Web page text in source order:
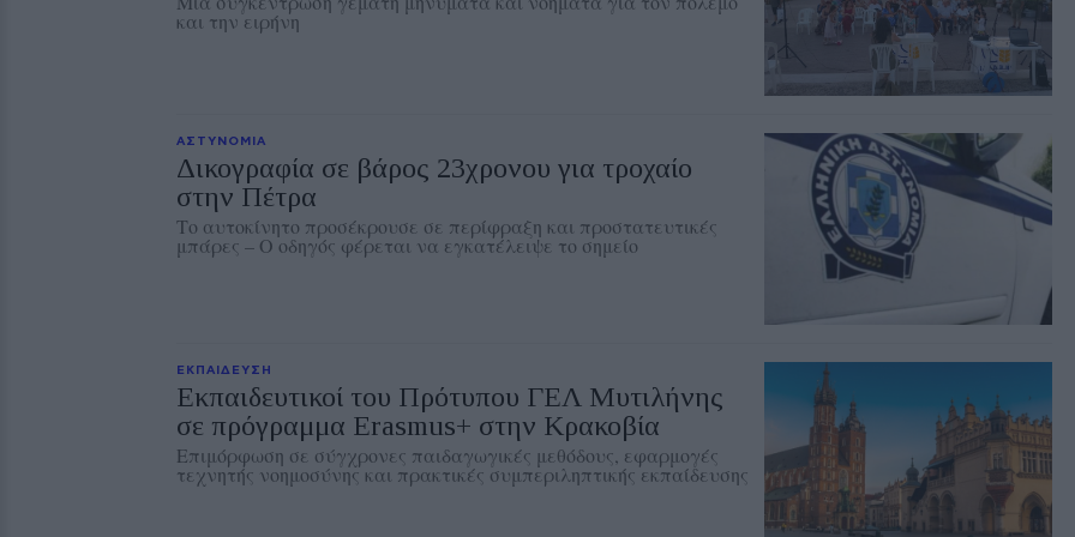
και την ειρήνη
ΑΣΤΥΝΟΜΙΑ
Δικογραφία σε βάρος 23χρονου για τροχαίο
στην Πέτρα
Το αυτοκίνητο προσέκρουσε σε περίφραξη και προστατευτικές
μπάρες – Ο οδηγός φέρεται να εγκατέλειψε το σημείο
ΕΚΠΑΙΔΕΥΣΗ
Εκπαιδευτικοί του Πρότυπου ΓΕΛ Μυτιλήνης
σε πρόγραμμα Erasmus+ στην Κρακοβία
Επιμόρφωση σε σύγχρονες παιδαγωγικές μεθόδους, εφαρμογές
τεχνητής νοημοσύνης και πρακτικές συμπεριληπτικής εκπαίδευσης